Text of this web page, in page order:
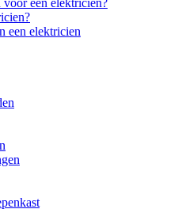
voor een elektricien?
een elektricien